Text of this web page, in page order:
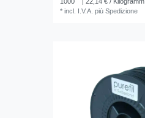
*incl. I.V.A. piùSpedizione